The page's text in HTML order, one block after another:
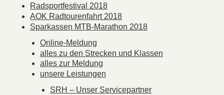
Radsportfestival 2018
AOK Radtourenfahrt 2018
Sparkassen MTB-Marathon 2018
Online-Meldung
alles zu den Strecken und Klassen
alles zur Meldung
unsere Leistungen
SRH – Unser Servicepartner